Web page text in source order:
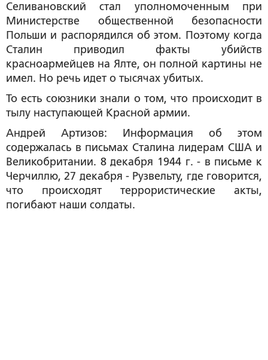
Селивановский стал уполномоченным при
Министерстве общественной безопасности
Польши и распорядился об этом. Поэтому когда
Сталин приводил факты убийств
красноармейцев на Ялте, он полной картины не
имел. Но речь идет о тысячах убитых.
То есть союзники знали о том, что происходит в
тылу наступающей Красной армии.
Андрей Артизов:
Информация об этом
содержалась в письмах Сталина лидерам США и
Великобритании. 8 декабря 1944 г. - в письме к
Черчиллю, 27 декабря - Рузвельту, где говорится,
что происходят террористические акты,
погибают наши солдаты.